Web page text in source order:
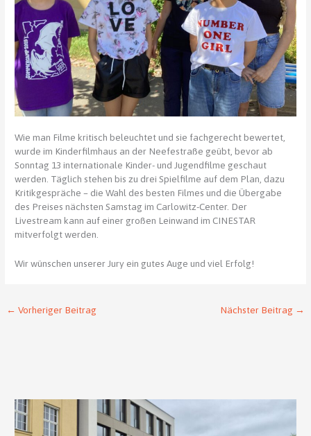
Wie man Filme kritisch beleuchtet und sie fachgerecht bewertet,
wurde im Kinderfilmhaus an der Neefestraße geübt, bevor ab
Sonntag 13 internationale Kinder- und Jugendfilme geschaut
werden. Täglich stehen bis zu drei Spielfilme auf dem Plan, dazu
Kritikgespräche – die Wahl des besten Filmes und die Übergabe
des Preises nächsten Samstag im Carlowitz-Center. Der
Livestream kann auf einer großen Leinwand im CINESTAR
mitverfolgt werden.
Wir wünschen unserer Jury ein gutes Auge und viel Erfolg!
← Vorheriger Beitrag Nächster Beitrag →